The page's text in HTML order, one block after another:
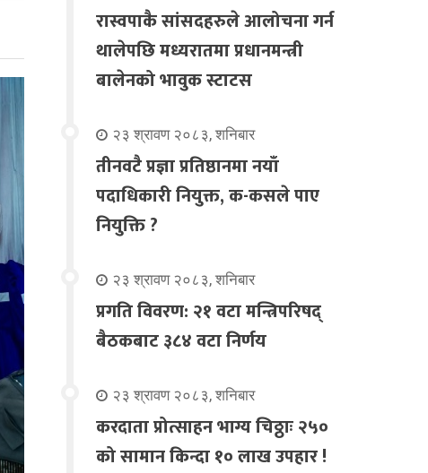
रास्वपाकै सांसदहरुले आलोचना गर्न
थालेपछि मध्यरातमा प्रधानमन्त्री
बालेनको भावुक स्टाटस
२३ श्रावण २०८३, शनिबार
तीनवटै प्रज्ञा प्रतिष्ठानमा नयाँ
पदाधिकारी नियुक्त, क-कसले पाए
नियुक्ति ?
२३ श्रावण २०८३, शनिबार
प्रगति विवरण: २१ वटा मन्त्रिपरिषद्
बैठकबाट ३८४ वटा निर्णय
२३ श्रावण २०८३, शनिबार
करदाता प्रोत्साहन भाग्य चिठ्ठाः २५०
को सामान किन्दा १० लाख उपहार !